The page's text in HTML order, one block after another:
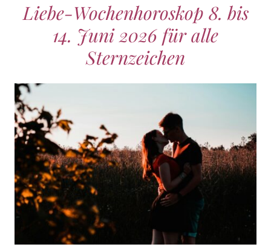
Liebe-Wochenhoroskop 8. bis
14. Juni 2026 für alle
Sternzeichen